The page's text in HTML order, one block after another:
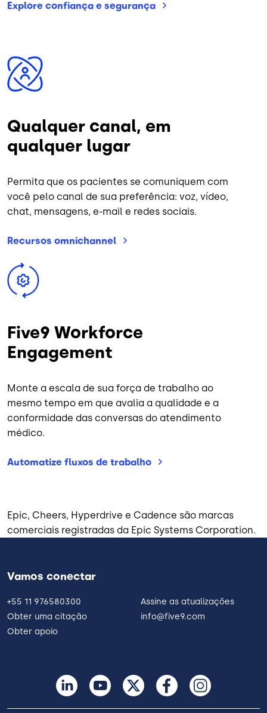
Explore confiança e segurança
Imagem
Qualquer canal, em
qualquer lugar
Permita que os pacientes se comuniquem com
você pelo canal de sua preferência: voz, vídeo,
chat, mensagens, e-mail e redes sociais.
Recursos omnichannel
Imagem
Five9 Workforce
Engagement
Monte a escala de sua força de trabalho ao
mesmo tempo em que avalia a qualidade e a
conformidade das conversas do atendimento
médico.
Automatize fluxos de trabalho
Epic, Cheers, Hyperdrive e Cadence são marcas
comerciais registradas da Epic Systems Corporation.
Vamos conectar
+55 11 976580300
Obter uma citação
Obter apoio
Assine as atualizações
info@five9.com